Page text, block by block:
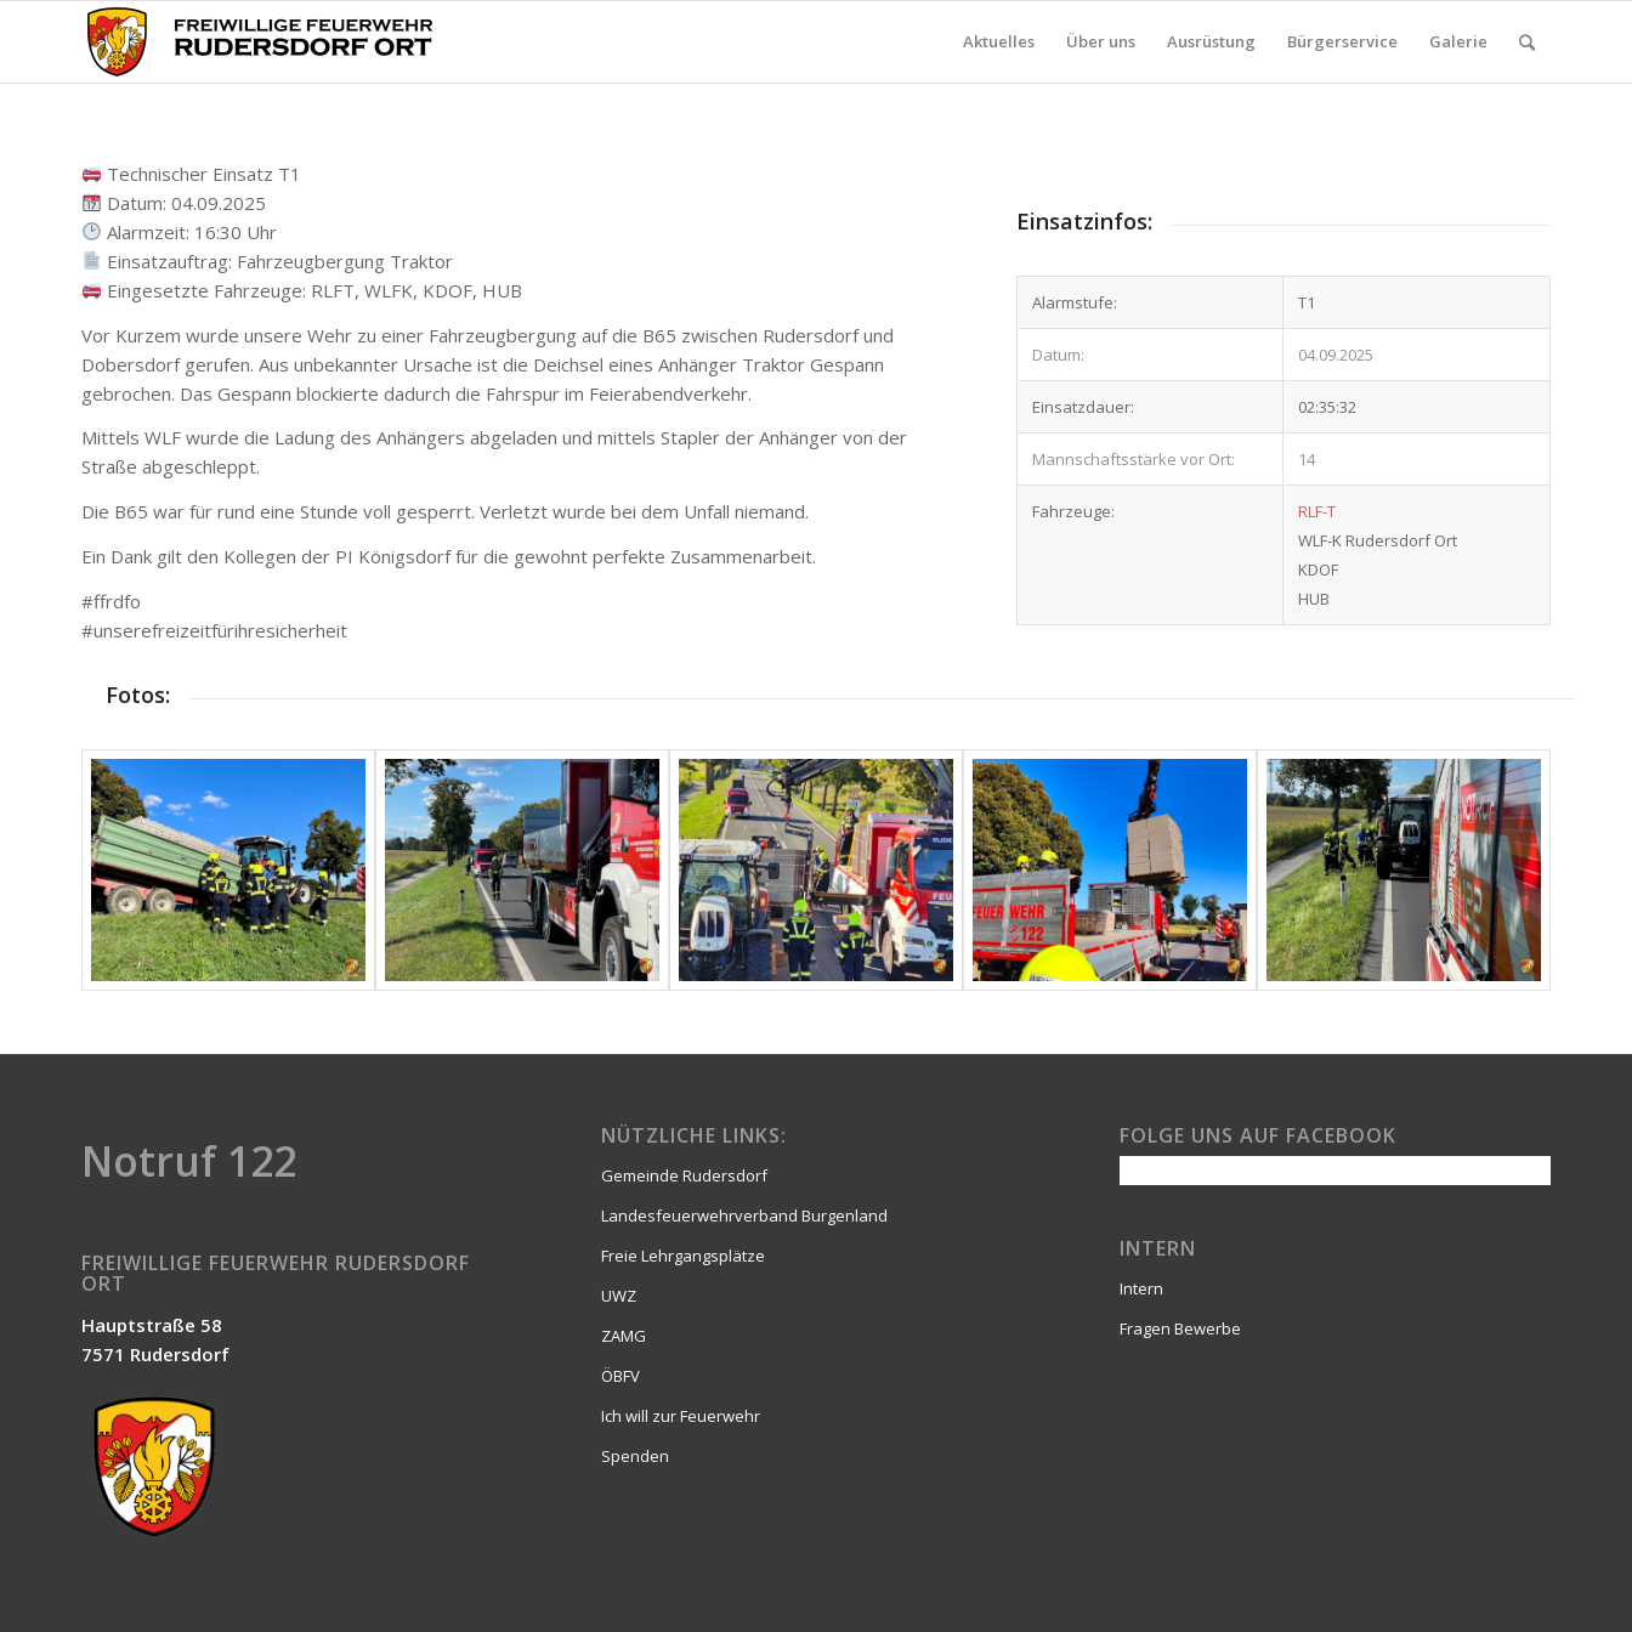
Aktuelles Über uns Ausrüstung Bürgerservice Galerie
Technischer Einsatz T1
Datum: 04.09.2025
Alarmzeit: 16:30 Uhr
Einsatzauftrag: Fahrzeugbergung Traktor
Eingesetzte Fahrzeuge: RLFT, WLFK, KDOF, HUB
Vor Kurzem wurde unsere Wehr zu einer Fahrzeugbergung auf die B65 zwischen Rudersdorf und
Dobersdorf gerufen. Aus unbekannter Ursache ist die Deichsel eines Anhänger Traktor Gespann
gebrochen. Das Gespann blockierte dadurch die Fahrspur im Feierabendverkehr.
Mittels WLF wurde die Ladung des Anhängers abgeladen und mittels Stapler der Anhänger von der
Straße abgeschleppt.
Die B65 war für rund eine Stunde voll gesperrt. Verletzt wurde bei dem Unfall niemand.
Ein Dank gilt den Kollegen der PI Königsdorf für die gewohnt perfekte Zusammenarbeit.
#ffrdfo
#unserefreizeitfürihresicherheit
Einsatzinfos:
Alarmstufe: T1
Datum: 04.09.2025
Einsatzdauer: 02:35:32
Mannschaftsstärke vor Ort: 14
Fahrzeuge:
RLF-T
WLF-K Rudersdorf Ort
KDOF
HUB
Fotos:
Notruf 122
FREIWILLIGE FEUERWEHR RUDERSDORF
ORT
Hauptstraße 58
7571 Rudersdorf
NÜTZLICHE LINKS:
Gemeinde Rudersdorf
Landesfeuerwehrverband Burgenland
Freie Lehrgangsplätze
UWZ
ZAMG
ÖBFV
Ich will zur Feuerwehr
Spenden
FOLGE UNS AUF FACEBOOK
INTERN
Intern
Fragen Bewerbe